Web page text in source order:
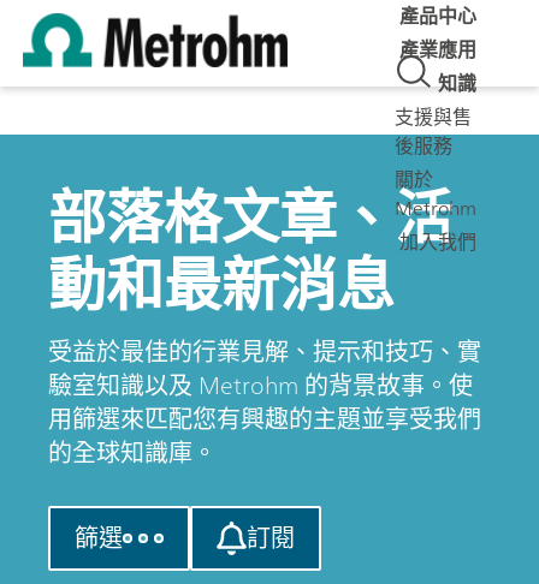
產品中心
產業應用
知識
支援與售
後服務
關於
Metrohm
加入我們
部落格文章、活
動和最新消息
受益於最佳的行業見解、提示和技巧、實
驗室知識以及 Metrohm 的背景故事。使
用篩選來匹配您有興趣的主題並享受我們
的全球知識庫。
篩選 訂閱